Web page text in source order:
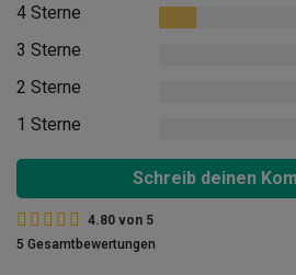
4 Sterne
3 Sterne
2 Sterne
1 Sterne
Schreib deinen
4.80 von 5
5 Gesamtbewertungen